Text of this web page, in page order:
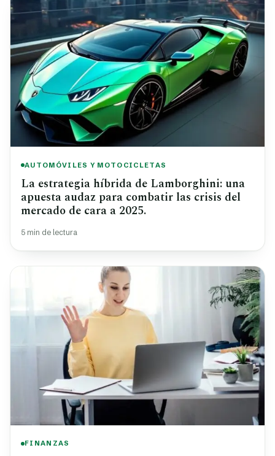
AUTOMÓVILES Y MOTOCICLETAS
La estrategia híbrida de Lamborghini: una
apuesta audaz para combatir las crisis del
mercado de cara a 2025.
5 min de lectura
FINANZAS